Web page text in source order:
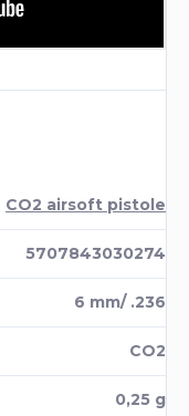
CO2 airsoft pistole
5707843030274
6 mm/ .236
CO2
0,25 g